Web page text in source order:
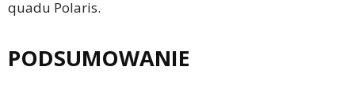
quadu Polaris.
PODSUMOWANIE